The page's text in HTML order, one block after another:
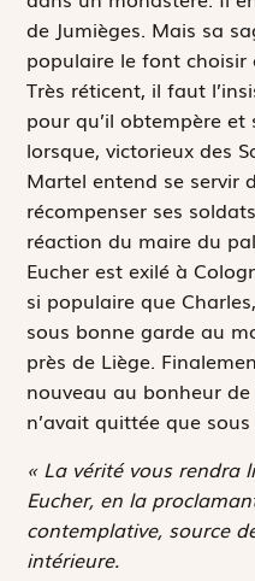
de Jumièges. Mais sa
populaire le font choisir
Très réticent, il faut
pour qu’il obtempère
lorsque, victorieux des
Martel entend se servir
récompenser ses
réaction du maire du
Eucher est exilé à
si populaire que
sous bonne garde au
près de Liège.
nouveau au bonheur
n’avait quittée que
« La vérité vous rendra
Eucher, en la
contemplative, source
intérieure.